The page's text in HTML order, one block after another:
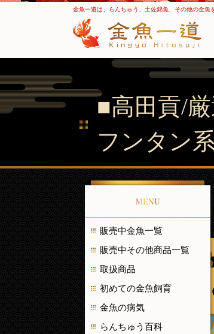
金魚一道は、らんちゅう、土佐錦魚、その他の金魚
■高田貢/厳
フンタン系
販売中金魚一覧
販売中その他商品一覧
取扱商品
初めての金魚飼育
金魚の病気
らんちゅう百科